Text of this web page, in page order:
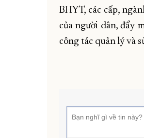
BHYT, các cấp,
của người dân, đẩy
công tác quản lý và